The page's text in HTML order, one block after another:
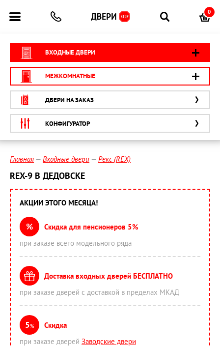
0
ВХОДНЫЕ ДВЕРИ
МЕЖКОМНАТНЫЕ
ДВЕРИ НА ЗАКАЗ
КОНФИГУРАТОР
Главная Входные двери Рекс (REX)
REX-9 В ДЕДОВСКЕ
АКЦИИ ЭТОГО МЕСЯЦА!
%
Скидка для пенсионеров 5%
при заказе всего модельного ряда
Доставка входных дверей БЕСПЛАТНО
при заказе дверей с доставкой в пределах МКАД
5%
Скидка
при заказе дверей Заводские двери